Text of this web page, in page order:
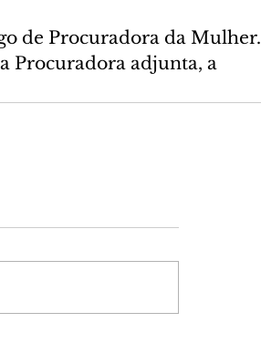
de Procuradora da Mulher.
Procuradora adjunta, a